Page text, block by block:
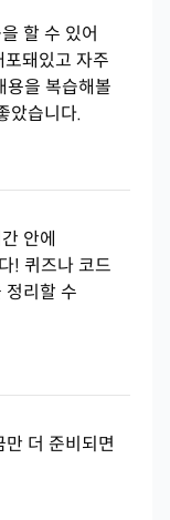
할 수 있어
돼있고 자주
을 복습해볼
았습니다.
안에
! 퀴즈나 코드
정리할 수
더 준비되면